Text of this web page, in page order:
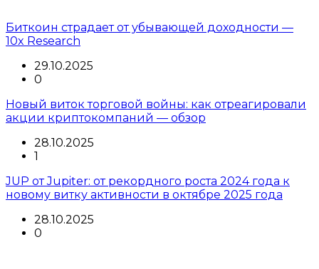
Биткоин страдает от убывающей доходности —
10x Research
29.10.2025
0
Новый виток торговой войны: как отреагировали
акции криптокомпаний — обзор
28.10.2025
1
JUP от Jupiter: от рекордного роста 2024 года к
новому витку активности в октябре 2025 года
28.10.2025
0